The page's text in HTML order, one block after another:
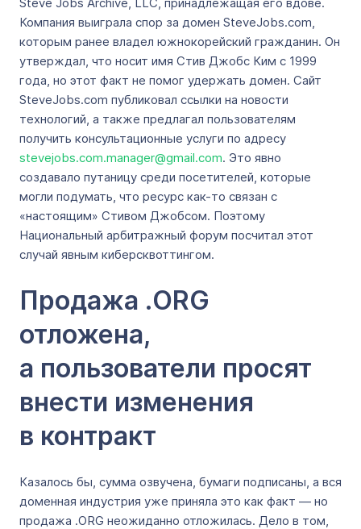
Компания выиграла спор за домен SteveJobs.com,
которым ранее владел южнокорейский гражданин. Он
утверждал, что носит имя Стив Джобс Ким с 1999
года, но этот факт не помог удержать домен. Сайт
SteveJobs.com публиковал ссылки на новости
технологий, а также предлагал пользователям
получить консультационные услуги по адресу
stevejobs.com.manager@gmail.com. Это явно
создавало путаницу среди посетителей, которые
могли подумать, что ресурс как-то связан с
«настоящим» Стивом Джобсом. Поэтому
Национальный арбитражный форум посчитал этот
случай явным киберсквоттингом.
Продажа .ORG
отложена,
а пользователи просят
внести изменения
в контракт
Казалось бы, сумма озвучена, бумаги подписаны, а вся
доменная индустрия уже приняла это как факт — но
продажа .ORG неожиданно отложилась. Дело в том,